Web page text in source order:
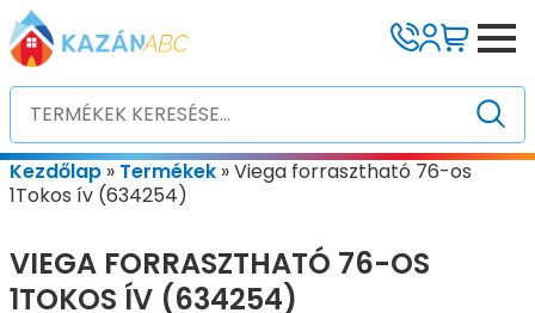
Kezdőlap » Termékek »Viega forrasztható 76-os
1Tokos ív (634254)
VIEGA FORRASZTHATÓ 76-OS
1TOKOS ÍV (634254)